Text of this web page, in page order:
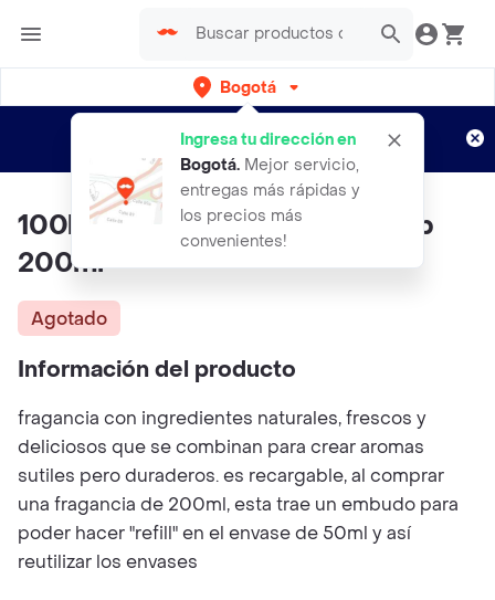
Bogotá
Ingresa tu dirección en
Bogotá. Mejor servicio,
entregas más rápidas y
los precios más
convenientes!
envíos gratis por semanas
Aplican TyC
100bon Bergamote Et Rose Edp
200ml
Agotado
Información del producto
fragancia con ingredientes naturales, frescos y
deliciosos que se combinan para crear aromas
sutiles pero duraderos. es recargable, al comprar
una fragancia de 200ml, esta trae un embudo para
poder hacer "refill" en el envase de 50ml y así
reutilizar los envases